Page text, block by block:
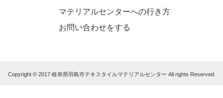
マテリアルセンターへの行き方
お問い合わせをする
Copyright © 2017 岐阜県羽島市テキスタイルマテリアルセンター All rights Reserved.